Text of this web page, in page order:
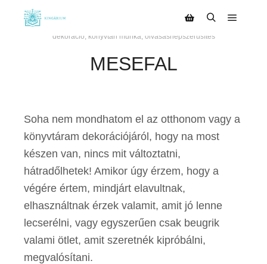
dekoráció, könyvtári munka, olvasásnépszerűsítés
MESEFAL
Soha nem mondhatom el az otthonom vagy a
könyvtáram dekorációjáról, hogy na most
készen van, nincs mit változtatni,
hátradőlhetek! Amikor úgy érzem, hogy a
végére értem, mindjárt elavultnak,
elhasználtnak érzek valamit, amit jó lenne
lecserélni, vagy egyszerűen csak beugrik
valami ötlet, amit szeretnék kipróbálni,
megvalósítani.